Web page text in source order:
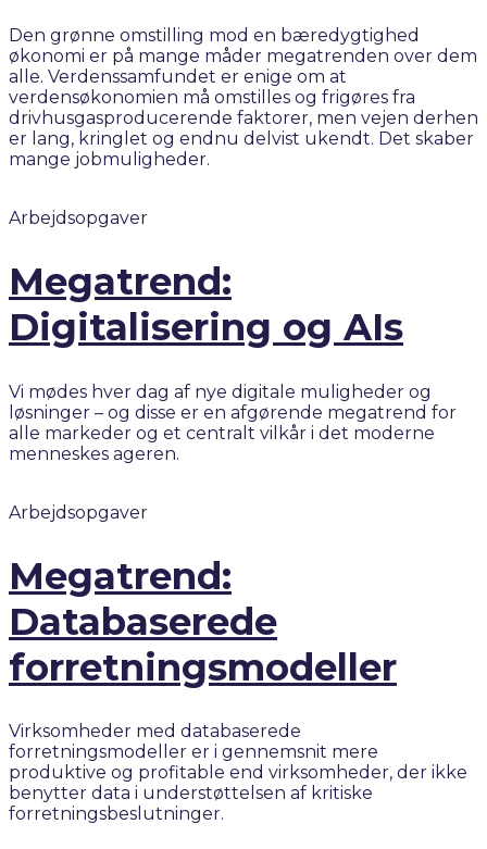
Den grønne omstilling mod en bæredygtighed
økonomi er på mange måder megatrenden over dem
alle. Verdenssamfundet er enige om at
verdensøkonomien må omstilles og frigøres fra
drivhusgasproducerende faktorer, men vejen derhen
er lang, kringlet og endnu delvist ukendt. Det skaber
mange jobmuligheder.
Arbejdsopgaver
Megatrend:
Digitalisering og AIs
Vi mødes hver dag af nye digitale muligheder og
løsninger – og disse er en afgørende megatrend for
alle markeder og et centralt vilkår i det moderne
menneskes ageren.
Arbejdsopgaver
Megatrend:
Databaserede
forretningsmodeller
Virksomheder med databaserede
forretningsmodeller er i gennemsnit mere
produktive og profitable end virksomheder, der ikke
benytter data i understøttelsen af kritiske
forretningsbeslutninger.